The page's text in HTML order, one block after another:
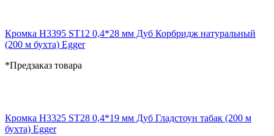
Кромка H3395 ST12 0,4*28 мм Дуб Корбридж натуральный
(200 м бухта) Egger
*Предзаказ товара
Кромка H3325 ST28 0,4*19 мм Дуб Гладстоун табак (200 м
бухта) Egger